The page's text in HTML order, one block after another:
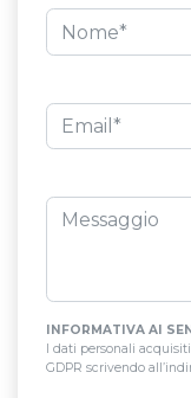
INFORMATIVA AI
I dati personali
GDPR scrivendo